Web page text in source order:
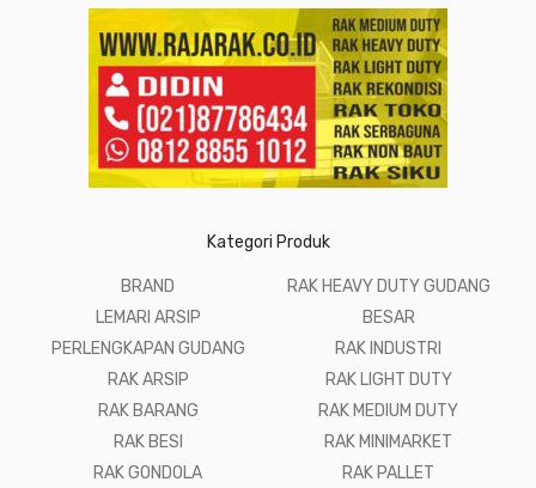
Kategori Produk
BRAND
LEMARI ARSIP
PERLENGKAPAN GUDANG
RAK ARSIP
RAK BARANG
RAK BESI
RAK GONDOLA
RAK HEAVY DUTY GUDANG
BESAR
RAK INDUSTRI
RAK LIGHT DUTY
RAK MEDIUM DUTY
RAK MINIMARKET
RAK PALLET